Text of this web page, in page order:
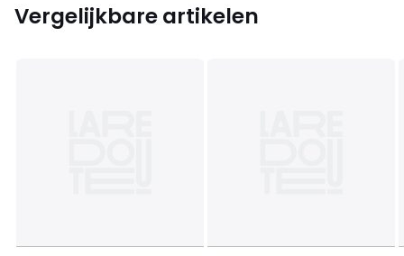
Vergelijkbare artikelen